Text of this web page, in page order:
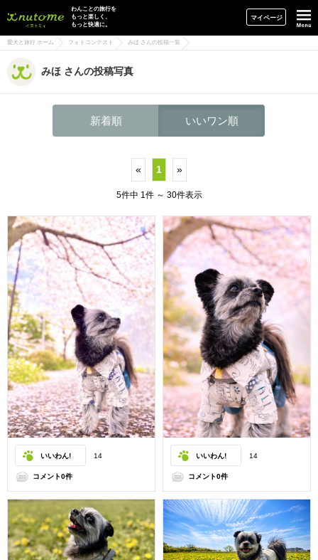
イヌトミィ
わんことの旅行を
もっと楽しく、
もっと快適に。
マイページ
愛犬と旅行 ホーム フォトコンテスト みほ さんの投稿一覧
みほ さんの投稿写真
新着順 いいワン順
« 1 »
5件中 1件 ～ 30件表示
いいわん! 14
コメント0件
いいわん! 14
コメント0件